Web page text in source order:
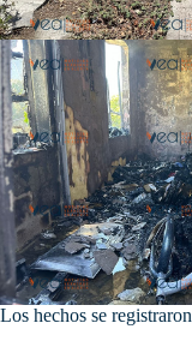
Los hechos se